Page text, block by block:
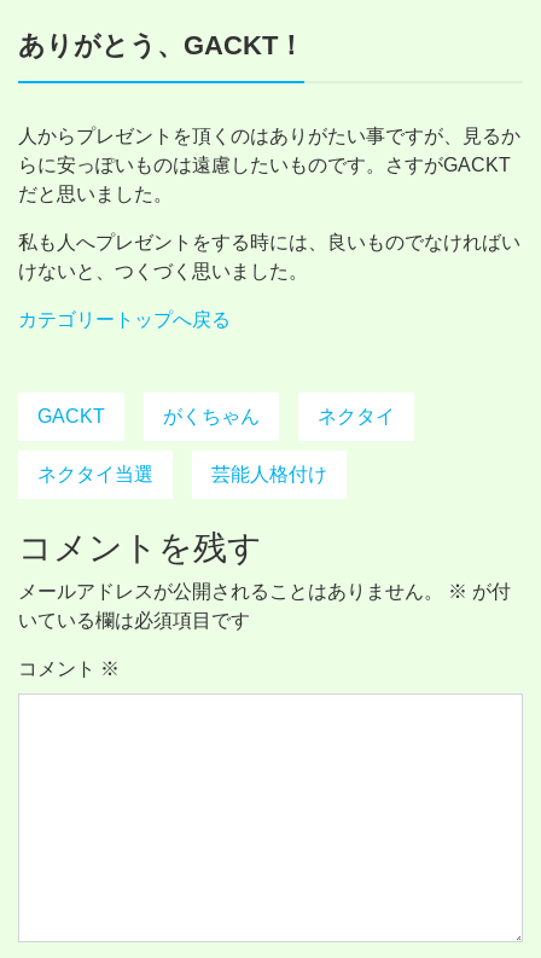
ありがとう、GACKT！
人からプレゼントを頂くのはありがたい事ですが、見るか
らに安っぽいものは遠慮したいものです。さすがGACKT
だと思いました。
私も人へプレゼントをする時には、良いものでなければい
けないと、つくづく思いました。
カテゴリートップへ戻る
GACKT がくちゃん ネクタイ
ネクタイ当選 芸能人格付け
コメントを残す
メールアドレスが公開されることはありません。 ※ が付
いている欄は必須項目です
コメント ※